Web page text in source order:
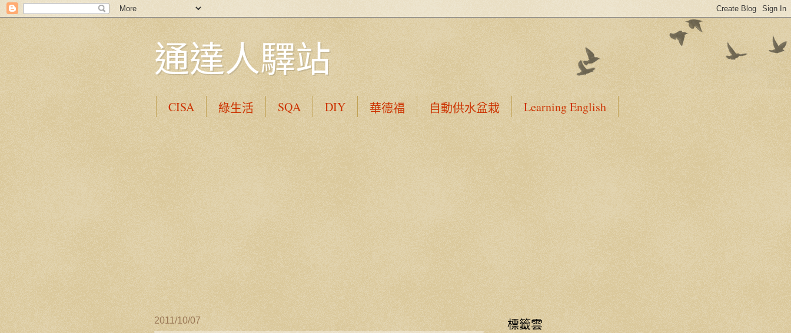
通達人驛站
CISA 綠生活 SQA DIY 華德福 自動供水盆栽 Learning English
2011/10/07 標籤雲